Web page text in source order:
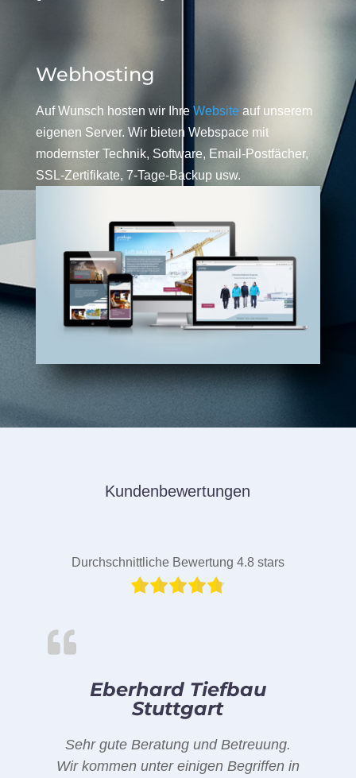
Webhosting
Auf Wunsch hosten wir Ihre Website auf unserem
eigenen Server. Wir bieten Webspace mit
modernster Technik, Software, Email-Postfächer,
SSL-Zertifikate, 7-Tage-Backup usw.
Kundenbewertungen
Durchschnittliche Bewertung 4.8 stars
Eberhard Tiefbau
Stuttgart
Sehr gute Beratung und Betreuung.
Wir kommen unter einigen Begriffen in